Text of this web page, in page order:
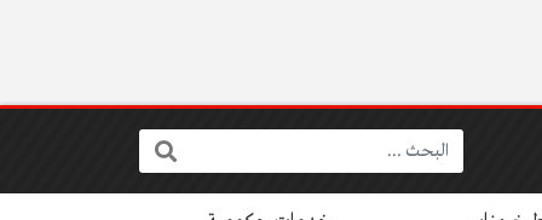
البحث: